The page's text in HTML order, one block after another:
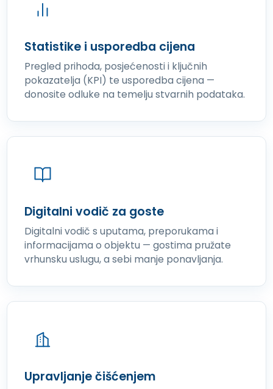
Statistike i usporedba cijena
Pregled prihoda, posjećenosti i ključnih
pokazatelja (KPI) te usporedba cijena —
donosite odluke na temelju stvarnih podataka.
Digitalni vodič za goste
Digitalni vodič s uputama, preporukama i
informacijama o objektu — gostima pružate
vrhunsku uslugu, a sebi manje ponavljanja.
Upravljanje čišćenjem